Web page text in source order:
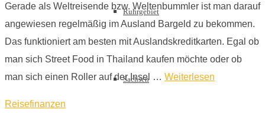
Ruhrgebiet
Sachsen
Gerade als Weltreisende bzw. Weltenbummler ist man darauf
angewiesen regelmäßig im Ausland Bargeld zu bekommen.
Das funktioniert am besten mit Auslandskreditkarten. Egal ob
man sich Street Food in Thailand kaufen möchte oder ob
man sich einen Roller auf der Insel … Weiterlesen
Reisefinanzen